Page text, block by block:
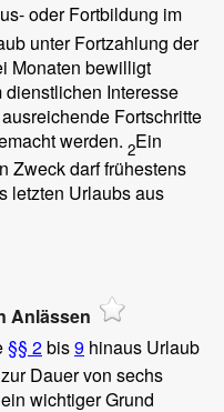
oder Fortbildung im
unter Fortzahlung der
Monaten bewilligt
Interesse
Fortschritte
werden. 2Ein
Zweck darf frühestens
letzten Urlaubs aus
Anlässen
§§ 2bis9 hinaus Urlaub
Dauer von sechs
wichtiger Grund